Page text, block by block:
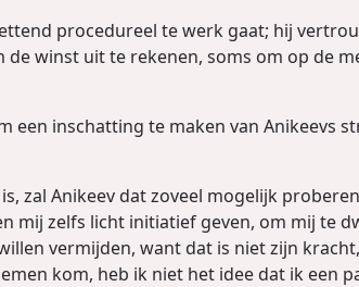
procedureel te werk gaat; hij
winst uit te rekenen, soms om op de
inschatting te maken van Anikeevs
zal Anikeev dat zoveel mogelijk
mij zelfs licht initiatief geven, om mij te
vermijden, want dat is niet zijn
kom, heb ik niet het idee dat ik een